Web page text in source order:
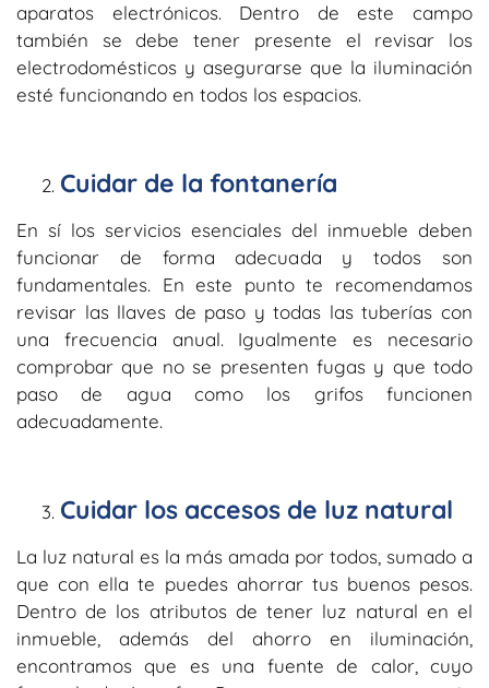
aparatos electrónicos. Dentro de este campo
también se debe tener presente el revisar los
electrodomésticos y asegurarse que la iluminación
esté funcionando en todos los espacios.
Cuidar de la fontanería
En sí los servicios esenciales del inmueble deben
funcionar de forma adecuada y todos son
fundamentales. En este punto te recomendamos
revisar las llaves de paso y todas las tuberías con
una frecuencia anual. Igualmente es necesario
comprobar que no se presenten fugas y que todo
paso de agua como los grifos funcionen
adecuadamente.
Cuidar los accesos de luz natural
La luz natural es la más amada por todos, sumado a
que con ella te puedes ahorrar tus buenos pesos.
Dentro de los atributos de tener luz natural en el
inmueble, además del ahorro en iluminación,
encontramos que es una fuente de calor, cuyo